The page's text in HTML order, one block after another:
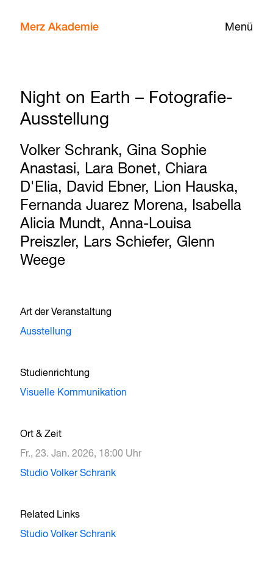
Menü
Merz Akademie
Night on Earth – Fotografie-
Ausstellung
Volker Schrank, Gina Sophie
Anastasi, Lara Bonet, Chiara
D'Elia, David Ebner, Lion Hauska,
Fernanda Juarez Morena, Isabella
Alicia Mundt, Anna-Louisa
Preiszler, Lars Schiefer, Glenn
Weege
Art der Veranstaltung
Ausstellung
Studienrichtung
Visuelle Kommunikation
Ort & Zeit
Fr., 23. Jan. 2026, 18:00 Uhr
Studio Volker Schrank
Related Links
Studio Volker Schrank